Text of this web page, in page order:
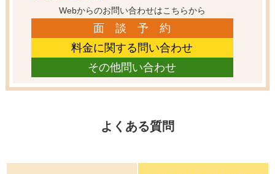
Webからのお問い合わせはこちらから
面 談 予 約
料金に関する問い合わせ
その他問い合わせ
よくある質問